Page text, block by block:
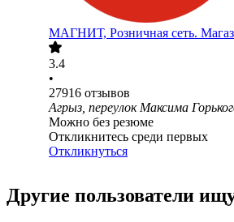
МАГНИТ, Розничная сеть.
3.4
•
27916 отзывов
Агрыз, переулок Максима
Можно без резюме
Откликнитесь среди первых
Откликнуться
Другие пользователи